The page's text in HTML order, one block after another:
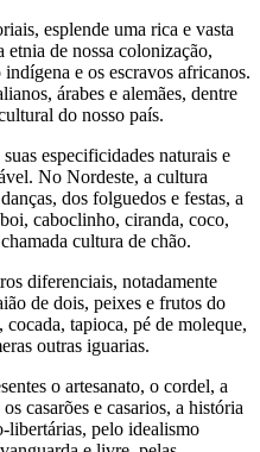
esplende uma rica e vasta
de nossa colonização,
e os escravos africanos.
árabes e alemães, dentre
do nosso país.
especificidades naturais e
No Nordeste, a cultura
dos folguedos e festas, a
caboclinho, ciranda, coco,
cultura de chão.
diferenciais, notadamente
de dois, peixes e frutos do
tapioca, pé de moleque,
outras iguarias.
o artesanato, o cordel, a
casarões e casarios, a história
libertárias, pelo idealismo